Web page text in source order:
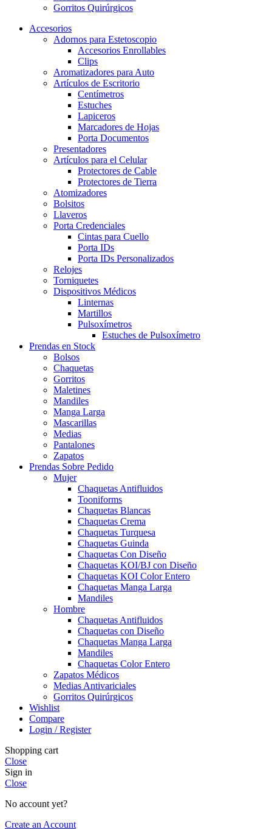
Gorritos Quirúrgicos
Accesorios
Adornos para Estetoscopio
Accesorios Enrollables
Clips
Aromatizadores para Auto
Artículos de Escritorio
Centímetros
Estuches
Lapiceros
Marcadores de Hojas
Porta Documentos
Presentadores
Artículos para el Celular
Protectores de Cable
Protectores de Tierra
Atomizadores
Bolsitos
Llaveros
Porta Credenciales
Cintas para Cuello
Porta IDs
Porta IDs Personalizados
Relojes
Torniquetes
Dispositivos Médicos
Linternas
Martillos
Pulsoxímetros
Estuches de Pulsoxímetro
Prendas en Stock
Bolsos
Chaquetas
Gorritos
Maletines
Mandiles
Manga Larga
Mascarillas
Medias
Pantalones
Zapatos
Prendas Sobre Pedido
Mujer
Chaquetas Antifluidos
Tooniforms
Chaquetas Blancas
Chaquetas Crema
Chaquetas Turquesa
Chaquetas Guinda
Chaquetas Con Diseño
Chaquetas KOI/BJ con Diseño
Chaquetas KOI Color Entero
Chaquetas Manga Larga
Mandiles
Hombre
Chaquetas Antifluidos
Chaquetas con Diseño
Chaquetas Manga Larga
Mandiles
Chaquetas Color Entero
Zapatos Médicos
Medias Antivariciales
Gorritos Quirúrgicos
Wishlist
Compare
Login / Register
Shopping cart
Close
Sign in
Close
No account yet?
Create an Account